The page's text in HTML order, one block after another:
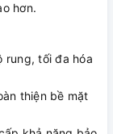
hơn.
rung, tối đa hóa
thiện bề mặt